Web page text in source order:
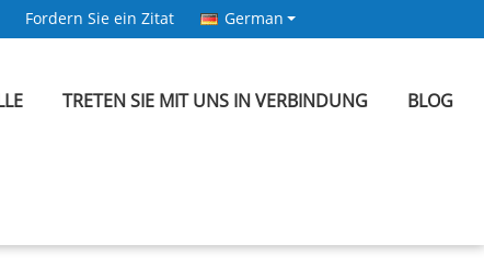
Fordern Sie ein Zitat German
TRETEN SIE MIT UNS IN VERBINDUNG BLOG